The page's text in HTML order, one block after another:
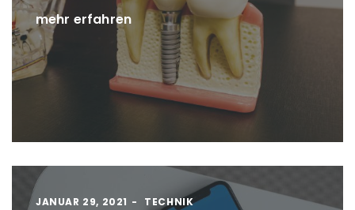
mehr erfahren
JANUAR 29, 2021 TECHNIK